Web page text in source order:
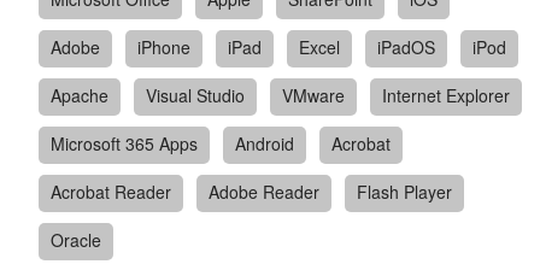
Adobe
iPhone iPad Excel iPadOS
iPod
Apache
Visual Studio VMware
Internet Explorer
Microsoft 365 Apps
Android
Acrobat
Acrobat Reader
Adobe Reader
Flash Player
Oracle